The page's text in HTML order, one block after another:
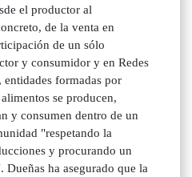
el productor al
de la venta en
de un sólo
y consumidor y en Redes
formadas por
se producen,
y consumen dentro de un
"respetando la
y procurando un
ha asegurado que la